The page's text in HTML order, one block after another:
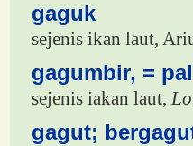
gaguk
sejenis ikan laut,
gagumbir, =
sejenis iakan laut,
gagut;